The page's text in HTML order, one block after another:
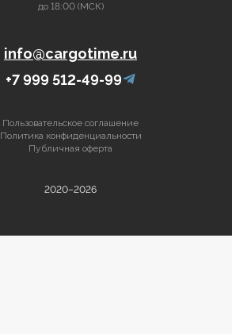
до 18:00 (МСК)
info@cargotime.ru
+7 999 512-49-99
2020–2026
Пользовательское соглашение
Политика конфиденциальности
Публичная оферта